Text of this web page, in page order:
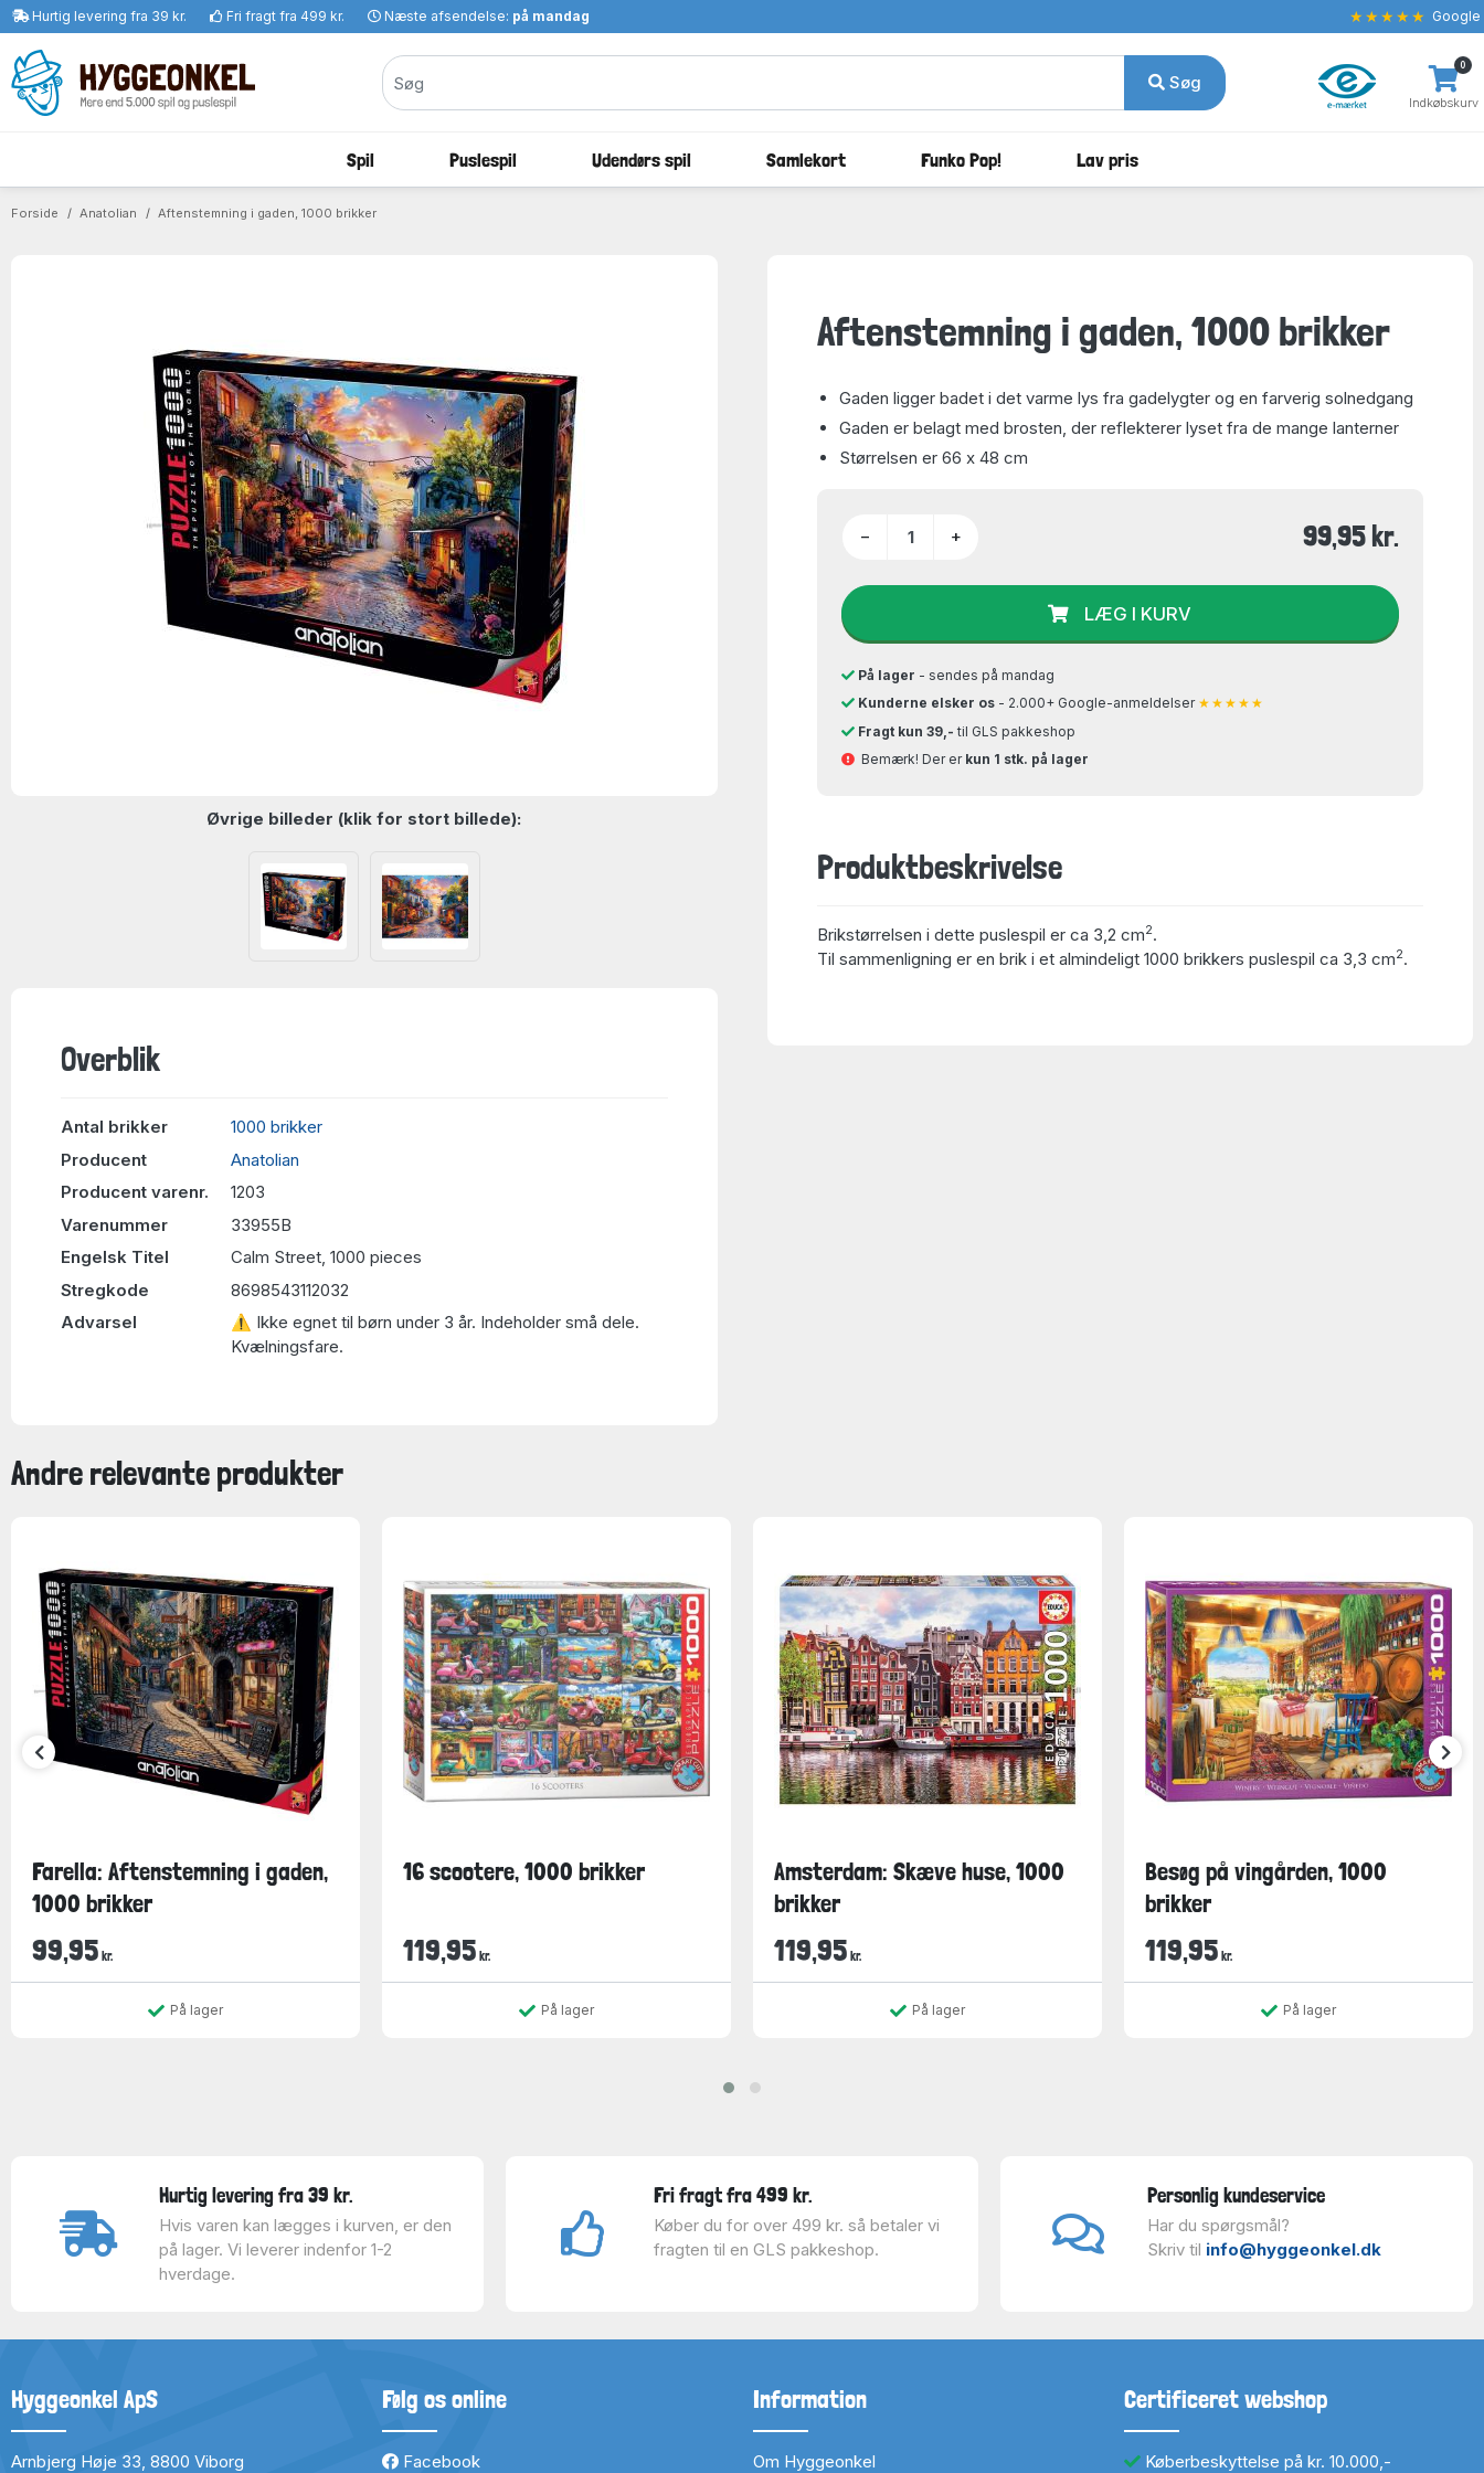
Hurtig levering fra 39 kr. Fri fragt fra 499 kr. Næste afsendelse: på mandag ★★★★★ Google
Søg
Indkøbskurv
0
Spil Puslespil Udendørs spil Samlekort Funko Pop! Lav pris
Forside Anatolian Aftenstemning i gaden, 1000 brikker
Øvrige billeder (klik for stort billede):
Overblik
Antal brikker
1000 brikker
Producent
Anatolian
Producent varenr.
1203
Varenummer
33955B
Engelsk Titel
Calm Street, 1000 pieces
Stregkode
8698543112032
Advarsel
⚠ Ikke egnet til børn under 3 år. Indeholder små dele.
Kvælningsfare.
Aftenstemning i gaden, 1000 brikker
Gaden ligger badet i det varme lys fra gadelygter og en farverig solnedgang
Gaden er belagt med brosten, der reflekterer lyset fra de mange lanterner
Størrelsen er 66 x 48 cm
− + 99,95 kr.
LÆG I KURV
På lager - sendes på mandag
Kunderne elsker os - 2.000+ Google-anmeldelser ★★★★★
Fragt kun 39,- til GLS pakkeshop
Bemærk! Der er kun 1 stk. på lager
Produktbeskrivelse
Brikstørrelsen i dette puslespil er ca 3,2 cm2.
Til sammenligning er en brik i et almindeligt 1000 brikkers puslespil ca 3,3 cm2.
Andre relevante produkter
Farella: Aftenstemning i gaden,
1000 brikker
99,95 kr.
På lager
16 scootere, 1000 brikker
119,95 kr.
På lager
Amsterdam: Skæve huse, 1000
brikker
119,95 kr.
På lager
Besøg på vingården, 1000
brikker
119,95 kr.
På lager
Hurtig levering fra 39 kr.
Hvis varen kan lægges i kurven, er den
på lager. Vi leverer indenfor 1-2
hverdage.
Fri fragt fra 499 kr.
Køber du for over 499 kr. så betaler vi
fragten til en GLS pakkeshop.
Personlig kundeservice
Har du spørgsmål?
Skriv til info@hyggeonkel.dk
Hyggeonkel ApS
Arnbjerg Høje 33, 8800 Viborg
Følg os online
Facebook
Information
Om Hyggeonkel
Certificeret webshop
Køberbeskyttelse på kr. 10.000,-